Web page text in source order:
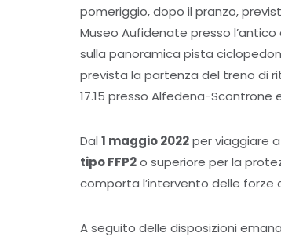
pomeriggio, dopo il pranzo,
Museo Aufidenate presso
sulla panoramica pista
prevista la partenza del treno di
17.15 presso Alfedena-Scontrone
Dal 1 maggio 2022per viaggiare
tipo FFP2o superiore per la
comporta l’intervento delle forze
A seguito delle disposizioni